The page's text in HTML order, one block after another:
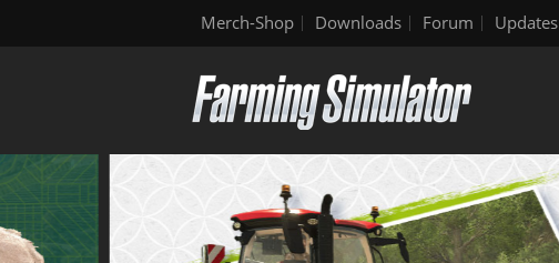
Merch-Shop Downloads Forum Updates